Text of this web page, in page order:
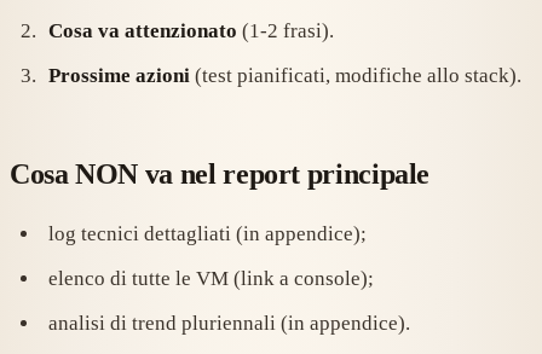
Cosa va attenzionato (1-2 frasi).
Prossime azioni (test pianificati, modifiche allo stack).
Cosa NON va nel report principale
log tecnici dettagliati (in appendice);
elenco di tutte le VM (link a console);
analisi di trend pluriennali (in appendice).